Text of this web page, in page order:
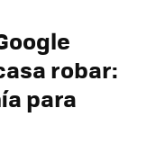
robar:
para